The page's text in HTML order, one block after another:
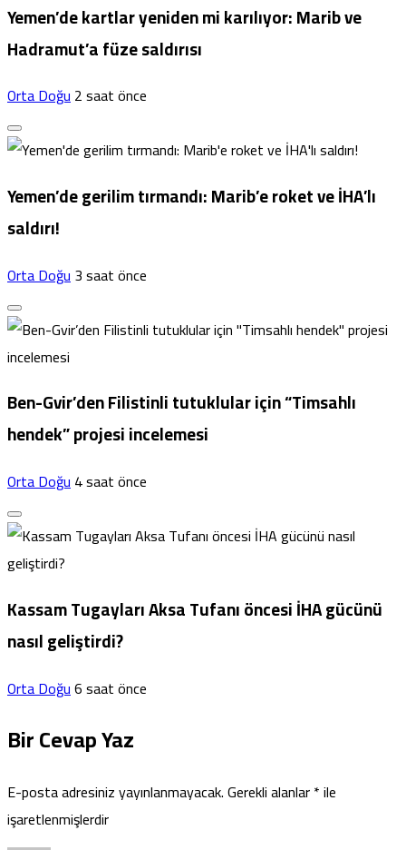
Yemen’de kartlar yeniden mi karılıyor: Marib ve
Hadramut’a füze saldırısı
Orta Doğu2 saat önce
Yemen’de gerilim tırmandı: Marib’e roket ve İHA’lı
saldırı!
Orta Doğu3 saat önce
Ben-Gvir’den Filistinli tutuklular için “Timsahlı
hendek” projesi incelemesi
Orta Doğu4 saat önce
Kassam Tugayları Aksa Tufanı öncesi İHA gücünü
nasıl geliştirdi?
Orta Doğu6 saat önce
Bir Cevap Yaz
E-posta adresiniz yayınlanmayacak.Gerekli alanlar*ile
işaretlenmişlerdir